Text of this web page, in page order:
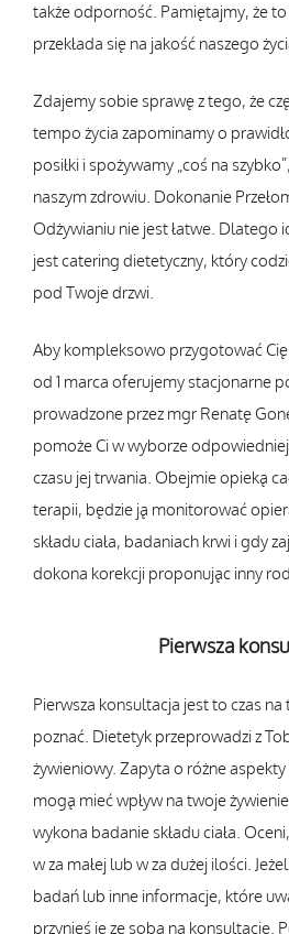
także odporność. Pamiętajmy, że
przekłada się na jakość naszego
Zdajemy sobie sprawę z tego, że
tempo życia zapominamy o
posiłki i spożywamy „coś na
naszym zdrowiu. Dokonanie
Odżywianiu nie jest łatwe. Dlatego
jest catering dietetyczny, który
pod Twoje drzwi.
Aby kompleksowo przygotować
od 1 marca oferujemy stacjonarne
prowadzone przez mgr Renatę
pomoże Ci w wyborze
czasu jej trwania. Obejmie opieką
terapii, będzie ją monitorować
składu ciała, badaniach krwi i gdy
dokona korekcji proponując inny
Pierwsza
Pierwsza konsultacja jest to czas
poznać. Dietetyk przeprowadzi z
żywieniowy. Zapyta o różne
mogą mieć wpływ na twoje
wykona badanie składu ciała.
w za małej lub w za dużej ilości.
badań lub inne informacje, które
przynieś je ze sobą na konsultację.